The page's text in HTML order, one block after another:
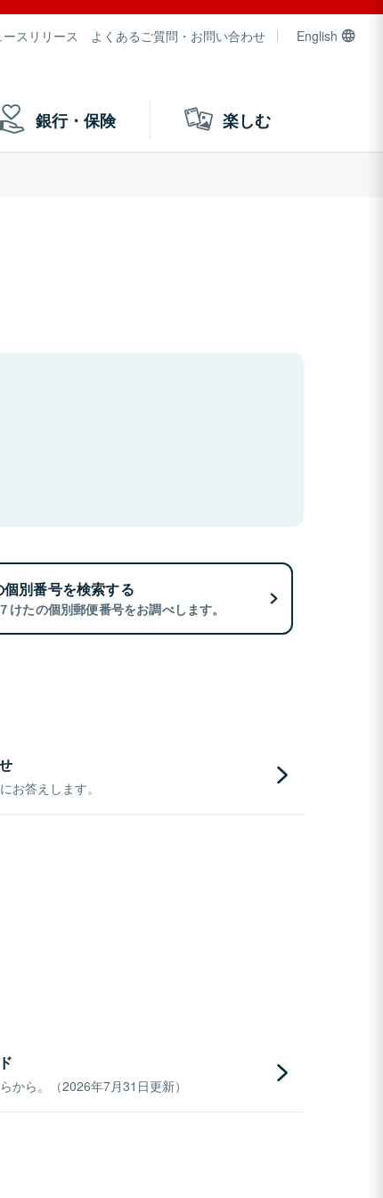
ースリリース よくあるご質問・お問い合わせ English
銀行・保険 楽しむ
別番号を検索する
けたの個別郵便番号をお調べします。
お答えします。
から。（2026年7月31日更新）